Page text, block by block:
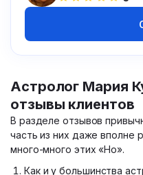
Астролог Мария
отзывы клиентов
В разделе отзывов
часть из них даже вполне
много-много этих «Но».
Как и у большинства